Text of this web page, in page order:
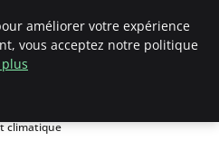
climatique
améliorer votre expérience
vous acceptez notre politique